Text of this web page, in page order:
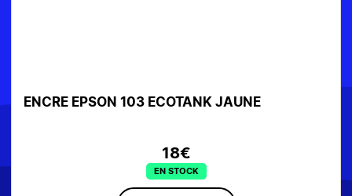
ENCRE EPSON 103 ECOTANK JAUNE
18€
EN STOCK